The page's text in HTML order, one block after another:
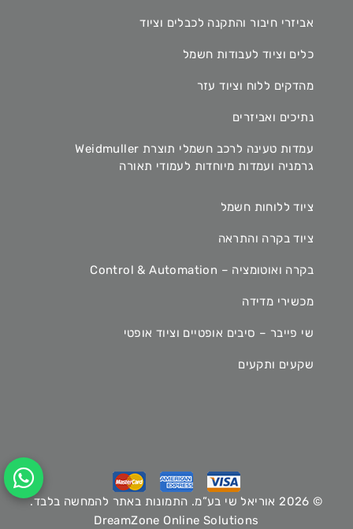
אביזרי חיבור והתקנה לכבלים וציוד
כלים וציוד לעבודות חשמל
מהדקים ללוח וציוד עזר
נתיכים ואביזרים
עמדות טעינה לרכב חשמלי תוצרת Weidmuller
גרמניה ועמדות מיוחדות לעמודי תאורה
ציוד ללוחות חשמל
ציוד בקרה והתראה
בקרה ואוטומציה – Control & Automation
מכשירי מדידה
שי פייבר – סיבים אופטיים וציוד אופטי
שקעים ותקעים
© 2026 אוריאל שי בע”מ. התמונות באתר להמחשה בלבד.
DreamZone Online Solutions